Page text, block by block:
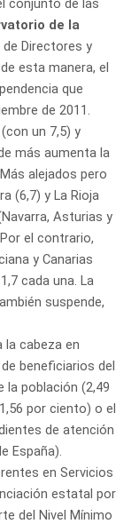
conjunto de las
de la
Directores y
esta manera, el
que
de 2011.
un 7,5) y
más aumenta la
alejados pero
(6,7) y La Rioja
Asturias y
el contrario,
y Canarias
cada una. La
suspende,
la cabeza en
beneficiarios del
la población (2,49
por ciento) o el
de atención
España).
en Servicios
estatal por
del Nivel Mínimo